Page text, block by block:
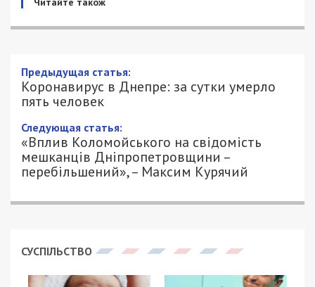
Предыдущая статья:
Коронавирус в Днепре: за сутки умерло
пять человек
Следующая статья:
«Вплив Коломойського на свідомість
мешканців Дніпропетровщини –
перебільшений», – Максим Курячий
СУСПІЛЬСТВО